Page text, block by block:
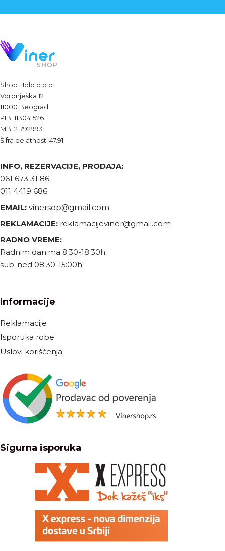
Shop Hold d.o.o.
Voronješka 12
11000 Beograd
PIB: 113041526
MB: 21792993
Šifra delatnosti 47.91
INFO, REZERVACIJE, PRODAJA:
061 673 31 86
011 4419 686
EMAIL: vinersop@gmail.com
REKLAMACIJE: reklamacijeviner@gmail.com
RADNO VREME:
Radnim danima 8:30-18:30h
sub-ned 08:30-15:00h
Informacije
Reklamacije
Isporuka robe
Uslovi korišćenja
Sigurna isporuka